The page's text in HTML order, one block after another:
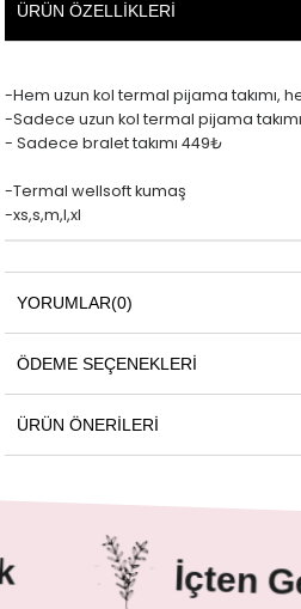
ÜRÜN ÖZELLIKLERI
-Hem uzun kol termal pijama takımı,
-Sadece uzun kol termal pijama
- Sadece bralet takımı 449₺
-Termal wellsoft kumaş
-xs,s,m,l,xl
YORUMLAR(0)
ÖDEME SEÇENEKLERI
ÜRÜN ÖNERILERI
İçten